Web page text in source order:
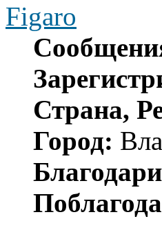
Figaro
Страна,
Город: